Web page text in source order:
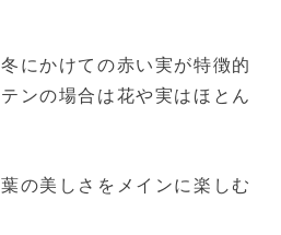
にかけての赤い実が特徴的
ンの場合は花や実はほとん
の美しさをメインに楽しむ